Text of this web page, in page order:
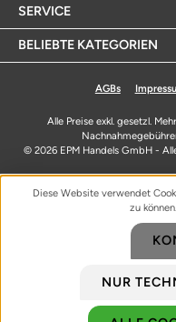
SERVICE
BELIEBTE KATEGORIEN
AGBs
Alle Preise exkl. gesetzl.
© 2026 EPM Handels GmbH -
Diese Website verwendet
zu können.
NUR